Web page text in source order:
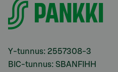
Y-tunnus: 2557308-3
BIC-tunnus: SBANFIHH